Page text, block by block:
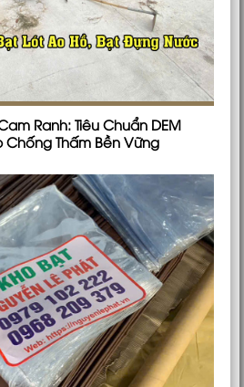
Ranh: Tiêu Chuẩn DEM
Thấm Bền Vững